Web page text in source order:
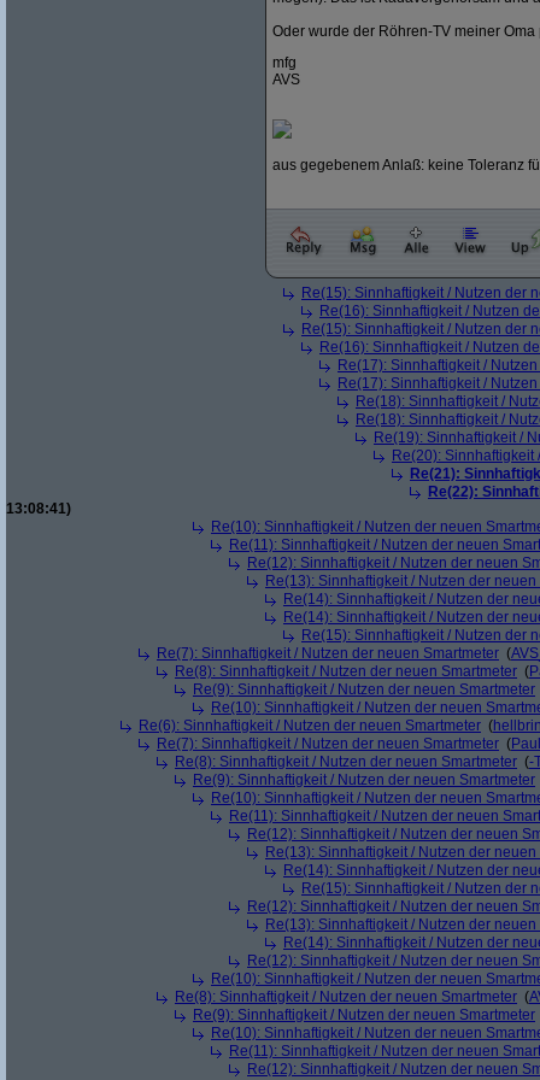
Oder wurde der Röhren-TV meiner
mfg
AVS
aus gegebenem Anlaß: keine Toleranz
Re(15): Sinnhaftigkeit / Nutzen der
Re(16): Sinnhaftigkeit / Nutzen
Re(15): Sinnhaftigkeit / Nutzen der
Re(16): Sinnhaftigkeit / Nutzen
Re(17): Sinnhaftigkeit /
Re(17): Sinnhaftigkeit /
Re(18): Sinnhaftigkeit /
Re(18): Sinnhaftigkeit /
Re(19): Sinnhaftigkeit /
Re(20): Sinnhaftigkeit
Re(21):
Re(22):
13:08:41)
Re(10): Sinnhaftigkeit / Nutzen der neuen
Re(11): Sinnhaftigkeit / Nutzen der neuen
Re(12): Sinnhaftigkeit / Nutzen der neuen
Re(13): Sinnhaftigkeit / Nutzen der neuen
Re(14): Sinnhaftigkeit / Nutzen der
Re(14): Sinnhaftigkeit / Nutzen der
Re(15): Sinnhaftigkeit / Nutzen der
Re(7): Sinnhaftigkeit / Nutzen der neuen Smartmeter (
Re(8): Sinnhaftigkeit / Nutzen der neuen Smartmeter (
Re(9): Sinnhaftigkeit / Nutzen der neuen Smartmeter
Re(10): Sinnhaftigkeit / Nutzen der neuen
Re(6): Sinnhaftigkeit / Nutzen der neuen Smartmeter (
Re(7): Sinnhaftigkeit / Nutzen der neuen Smartmeter (
Re(8): Sinnhaftigkeit / Nutzen der neuen Smartmeter (-
Re(9): Sinnhaftigkeit / Nutzen der neuen Smartmeter
Re(10): Sinnhaftigkeit / Nutzen der neuen
Re(11): Sinnhaftigkeit / Nutzen der neuen
Re(12): Sinnhaftigkeit / Nutzen der neuen
Re(13): Sinnhaftigkeit / Nutzen der neuen
Re(14): Sinnhaftigkeit / Nutzen der
Re(15): Sinnhaftigkeit / Nutzen der
Re(12): Sinnhaftigkeit / Nutzen der neuen
Re(13): Sinnhaftigkeit / Nutzen der neuen
Re(14): Sinnhaftigkeit / Nutzen der
Re(12): Sinnhaftigkeit / Nutzen der neuen
Re(10): Sinnhaftigkeit / Nutzen der neuen
Re(8): Sinnhaftigkeit / Nutzen der neuen Smartmeter (
Re(9): Sinnhaftigkeit / Nutzen der neuen Smartmeter
Re(10): Sinnhaftigkeit / Nutzen der neuen
Re(11): Sinnhaftigkeit / Nutzen der neuen
Re(12): Sinnhaftigkeit / Nutzen der neuen